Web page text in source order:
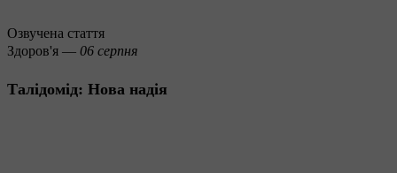
Озвучена стаття
Здоров'я — 06 серпня
Талідомід: Нова надія